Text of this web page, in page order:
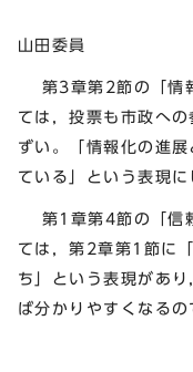
山田委員
第3章第2節の「情
ては，投票も市政へ
ずい。「情報化の進
ている」という表現に
第1章第4節の「信
ては，第2章第1節に
ち」という表現があ
ば分かりやすくなるの